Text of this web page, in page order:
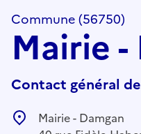
Commune (56750)
Mairie -
Contact général
Mairie - Damgan